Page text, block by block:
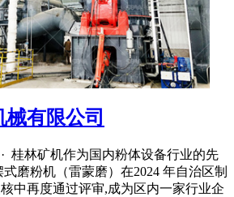
有限公司
桂林矿机作为国内粉体设备行业的先
磨粉机（雷蒙磨）在2024 年自治区制
中再度通过评审,成为区内一家行业企